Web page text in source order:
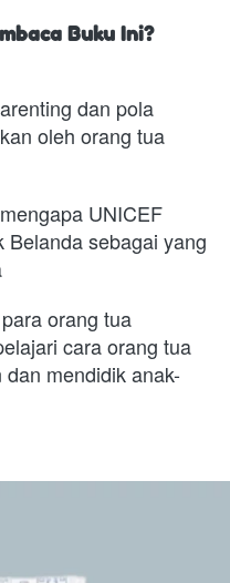
Buku Ini?
dan pola
oleh orang tua
UNICEF
Belanda sebagai yang
orang tua
cara orang tua
mendidik anak-